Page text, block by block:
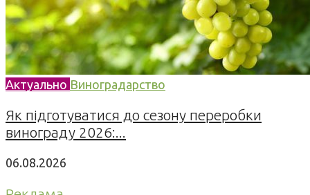
Актуально Виноградарство
Як підготуватися до сезону переробки
винограду 2026:...
06.08.2026